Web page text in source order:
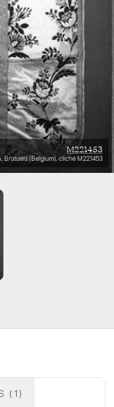
M221453
Brussels (Belgium), cliché M221453
(1)